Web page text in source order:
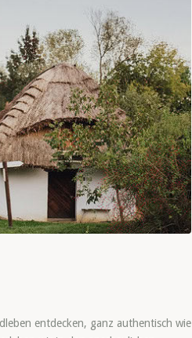
entdecken, ganz authentisch wie